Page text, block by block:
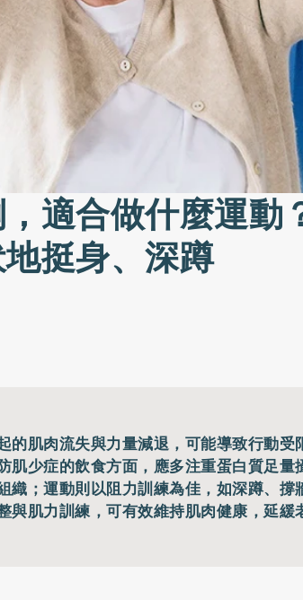
適合做什麼運動
挺身、深蹲
的肌肉流失與力量減退，可能導致行動受
肌少症的飲食方面，應多注重蛋白質足量
織；運動則以阻力訓練為佳，如深蹲、撐
與肌力訓練，可有效維持肌肉健康，延緩